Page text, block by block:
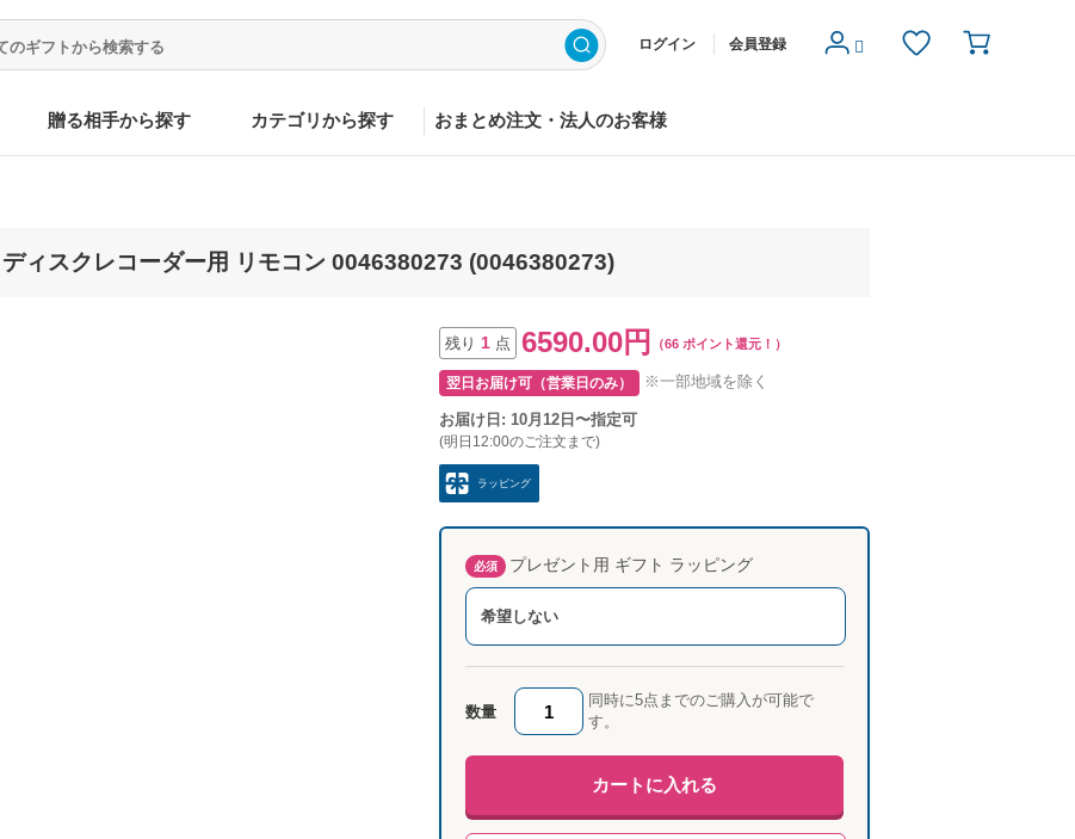
ログイン 会員登録
贈る相手から探す カテゴリから探す おまとめ注文・法人のお客様
ィスクレコーダー用 リモコン 0046380273 (0046380273)
残り 1 点 6590.00円 （66 ポイント還元！）
翌日お届け可（営業日のみ） ※一部地域を除く
お届け日: 10月12日〜指定可
(明日12:00のご注文まで)
ラッピング
必須 プレゼント用 ギフト ラッピング
希望しない
数量
同時に5点までのご購入が可能で
す。
カートに入れる